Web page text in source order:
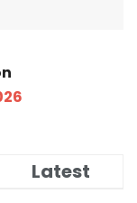
Latest